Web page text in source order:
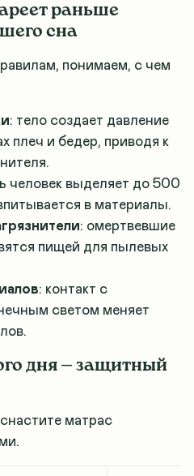
раньше
сна
понимаем, с чем
: тело создает давление
плеч и бедер, приводя к
человек выделяет до 500
в материалы.
: омертвевшие
пищей для пылевых
: контакт с
светом меняет
дня — защитный
матрас